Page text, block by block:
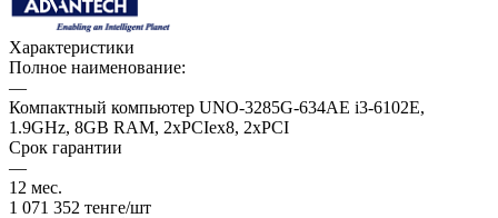
Характеристики
Полное наименование:
—
Компактный компьютер UNO-3285G-634AE i3-6102E,
1.9GHz, 8GB RAM, 2xPCIex8, 2xPCI
Срок гарантии
—
12 мес.
1 071 352 тенге/шт